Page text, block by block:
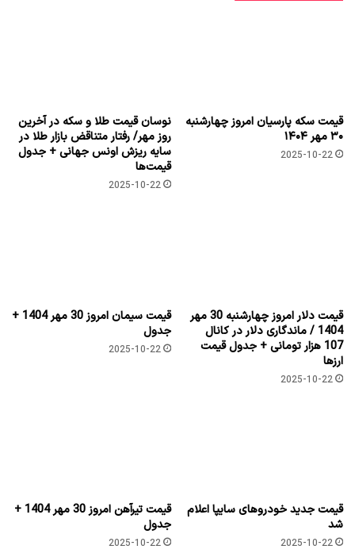
قیمت سکه پارسیان امروز چهارشنبه
۳۰ مهر ۱۴۰۴
2025-10-22
نوسان قیمت طلا و سکه در آخرین
روز مهر/ رفتار متناقض بازار طلا در
سایه ریزش اونس جهانی + جدول
قیمت‌ها
2025-10-22
قیمت دلار امروز چهارشنبه 30 مهر
1404 / ماندگاری دلار در کانال
107 هزار تومانی + جدول قیمت
ارزها
2025-10-22
قیمت سیمان امروز 30 مهر 1404 +
جدول
2025-10-22
قیمت جدید خودروهای سایپا اعلام
شد
2025-10-22
قیمت تیرآهن امروز 30 مهر 1404 +
جدول
2025-10-22